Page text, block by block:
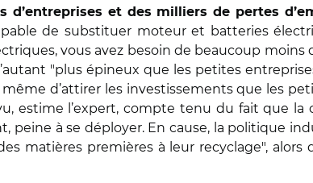
d’entreprises et des milliers de pertes
de substituer moteur et batteries
vous avez besoin de beaucoup moins
"plus épineux que les petites
d’attirer les investissements que les
estime l’expert, compte tenu du fait que la
peine à se déployer. En cause, la politique
matières premières à leur recyclage",